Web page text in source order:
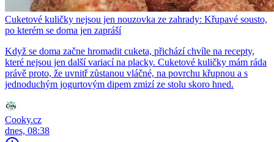
Cuketové kuličky nejsou jen nouzovka ze zahrady: Křupavé sousto,
po kterém se doma jen zapráší
Když se doma začne hromadit cuketa, přichází chvíle na recepty,
které nejsou jen další variací na placky. Cuketové kuličky mám ráda
právě proto, že uvnitř zůstanou vláčné, na povrchu křupnou a s
jednoduchým jogurtovým dipem zmizí ze stolu skoro hned.
Cooky.cz
dnes, 08:38